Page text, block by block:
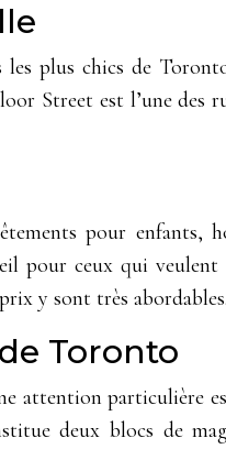
plus chics de
Street est l’une des
pour enfants,
pour ceux qui veulent
y sont très abordables.
Toronto
attention particulière
deux blocs de